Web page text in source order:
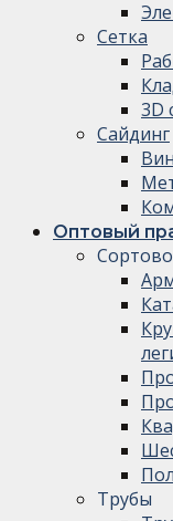
Сетка
3D
Сайдинг
Оптовый
Трубы